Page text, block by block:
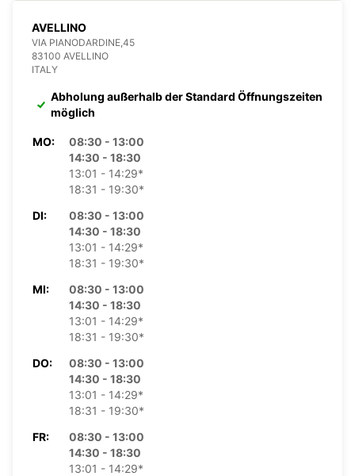
AVELLINO
VIA PIANODARDINE,45
83100 AVELLINO
ITALY
Abholung außerhalb der Standard Öffnungszeiten
möglich
MO:
08:30 - 13:00
14:30 - 18:30
13:01 - 14:29*
18:31 - 19:30*
DI:
08:30 - 13:00
14:30 - 18:30
13:01 - 14:29*
18:31 - 19:30*
MI:
08:30 - 13:00
14:30 - 18:30
13:01 - 14:29*
18:31 - 19:30*
DO:
08:30 - 13:00
14:30 - 18:30
13:01 - 14:29*
18:31 - 19:30*
FR:
08:30 - 13:00
14:30 - 18:30
13:01 - 14:29*